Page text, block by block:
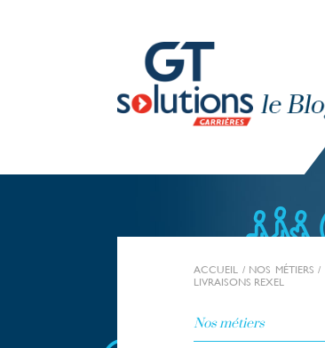
ACCUEIL / NOS MÉTIERS /
LIVRAISONS REXEL
Nos métiers